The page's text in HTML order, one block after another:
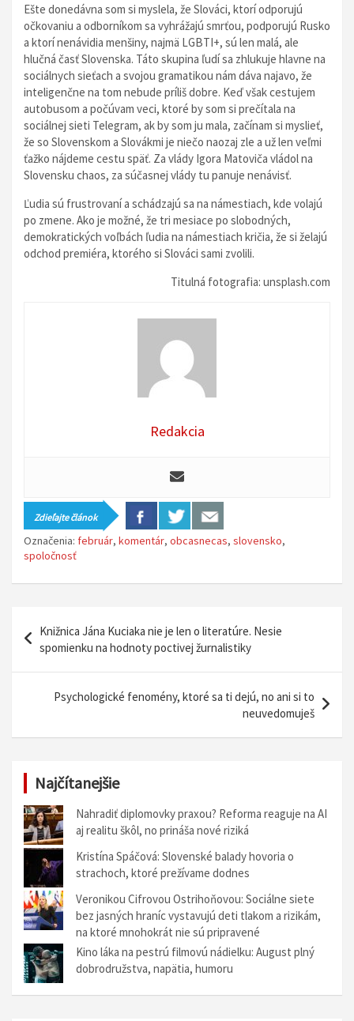
Ešte donedávna som si myslela, že Slováci, ktorí odporujú
očkovaniu a odborníkom sa vyhrážajú smrťou, podporujú Rusko
a ktorí nenávidia menšiny, najmä LGBTI+, sú len malá, ale
hlučná časť Slovenska. Táto skupina ľudí sa zhlukuje hlavne na
sociálnych sieťach a svojou gramatikou nám dáva najavo, že
inteligenčne na tom nebude príliš dobre. Keď však cestujem
autobusom a počúvam veci, ktoré by som si prečítala na
sociálnej sieti Telegram, ak by som ju mala, začínam si myslieť,
že so Slovenskom a Slovákmi je niečo naozaj zle a už len veľmi
ťažko nájdeme cestu späť. Za vlády Igora Matoviča vládol na
Slovensku chaos, za súčasnej vlády tu panuje nenávisť.
Ľudia sú frustrovaní a schádzajú sa na námestiach, kde volajú
po zmene. Ako je možné, že tri mesiace po slobodných,
demokratických voľbách ľudia na námestiach kričia, že si želajú
odchod premiéra, ktorého si Slováci sami zvolili.
Titulná fotografia: unsplash.com
Redakcia
Zdieľajte článok
Označenia: február, komentár, obcasnecas, slovensko,
spoločnosť
v
á
u
Knižnica Jána Kuciaka nie je len o literatúre. Nesie
spomienku na hodnoty poctivej žurnalistiky
Psychologické fenomény, ktoré sa ti dejú, no ani si to
neuvedomuješ
Najčítanejšie
Nahradiť diplomovky praxou? Reforma reaguje na AI
aj realitu škôl, no prináša nové riziká
Kristína Spáčová: Slovenské balady hovoria o
strachoch, ktoré prežívame dodnes
Veronikou Cifrovou Ostrihoňovou: Sociálne siete
bez jasných hraníc vystavujú deti tlakom a rizikám,
na ktoré mnohokrát nie sú pripravené
Kino láka na pestrú filmovú nádielku: August plný
dobrodružstva, napätia, humoru